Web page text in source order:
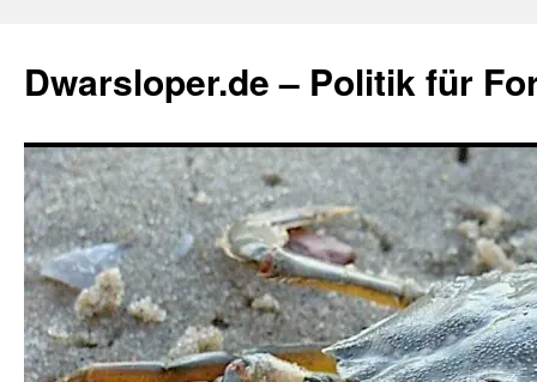
springen
Dwarsloper.de – Politik für